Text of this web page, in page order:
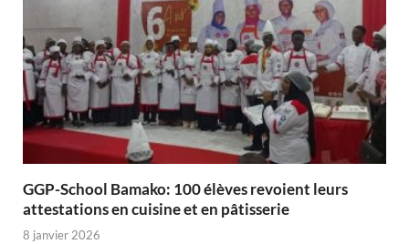
GGP-School Bamako: 100 élèves revoient leurs
attestations en cuisine et en pâtisserie
8 janvier 2026